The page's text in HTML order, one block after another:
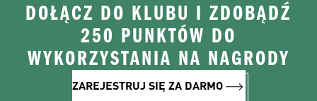
DOŁĄCZ DO KLUBU I ZDOBĄDŹ
250 PUNKTÓW DO
WYKORZYSTANIA NA NAGRODY
ZAREJESTRUJ SIĘ ZA DARMO